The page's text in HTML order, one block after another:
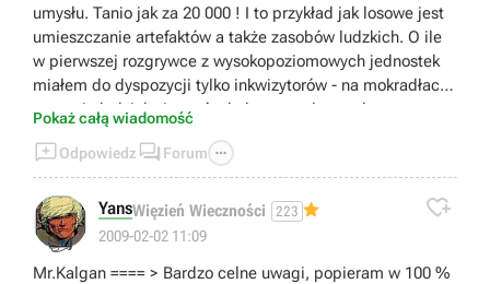
umysłu. Tanio jak za 20 000 ! I to przykład jak losowe jest
umieszczanie artefaktów a także zasobów ludzkich. O ile
w pierwszej rozgrywce z wysokopoziomowych jednostek
miałem do dyspozycji tylko inkwizytorów - na mokradłach,
to w tej obok inkwizytorów były szczupłe zasoby rycerzy
(mokradła i Wyspy). Nawet Zamek Króla Marka róznicuje
zasoby. Pisanie w poradniku "od tej chwili będziesz mógł
tu nabywać cyklopy" jest bez sensu, równie dobrze bedą
tam cyklopy jak olbrzymy albo Wilki Morskie. I to jest urok
tej gry. Szkoda, że gra nie losuje lokacji jak Diablo, ale i
tak jest fajnie.
Pokaż całą wiadomość
Odpowiedz  Forum 
👍
YansWięzień Wieczności 223
2009-02-02 11:09

Mr.Kalgan ==== > Bardzo celne uwagi, popieram w 100 %